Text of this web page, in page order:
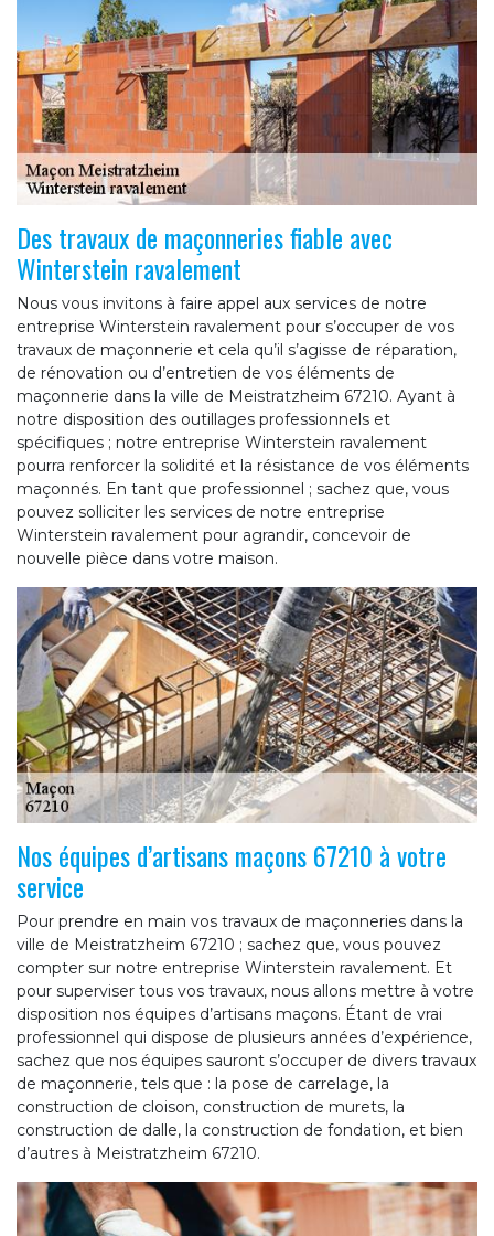
Des travaux de maçonneries fiable avec
Winterstein ravalement
Nous vous invitons à faire appel aux services de notre
entreprise Winterstein ravalement pour s’occuper de vos
travaux de maçonnerie et cela qu’il s’agisse de réparation,
de rénovation ou d’entretien de vos éléments de
maçonnerie dans la ville de Meistratzheim 67210. Ayant à
notre disposition des outillages professionnels et
spécifiques ; notre entreprise Winterstein ravalement
pourra renforcer la solidité et la résistance de vos éléments
maçonnés. En tant que professionnel ; sachez que, vous
pouvez solliciter les services de notre entreprise
Winterstein ravalement pour agrandir, concevoir de
nouvelle pièce dans votre maison.
Nos équipes d’artisans maçons 67210 à votre
service
Pour prendre en main vos travaux de maçonneries dans la
ville de Meistratzheim 67210 ; sachez que, vous pouvez
compter sur notre entreprise Winterstein ravalement. Et
pour superviser tous vos travaux, nous allons mettre à votre
disposition nos équipes d’artisans maçons. Étant de vrai
professionnel qui dispose de plusieurs années d’expérience,
sachez que nos équipes sauront s’occuper de divers travaux
de maçonnerie, tels que : la pose de carrelage, la
construction de cloison, construction de murets, la
construction de dalle, la construction de fondation, et bien
d’autres à Meistratzheim 67210.